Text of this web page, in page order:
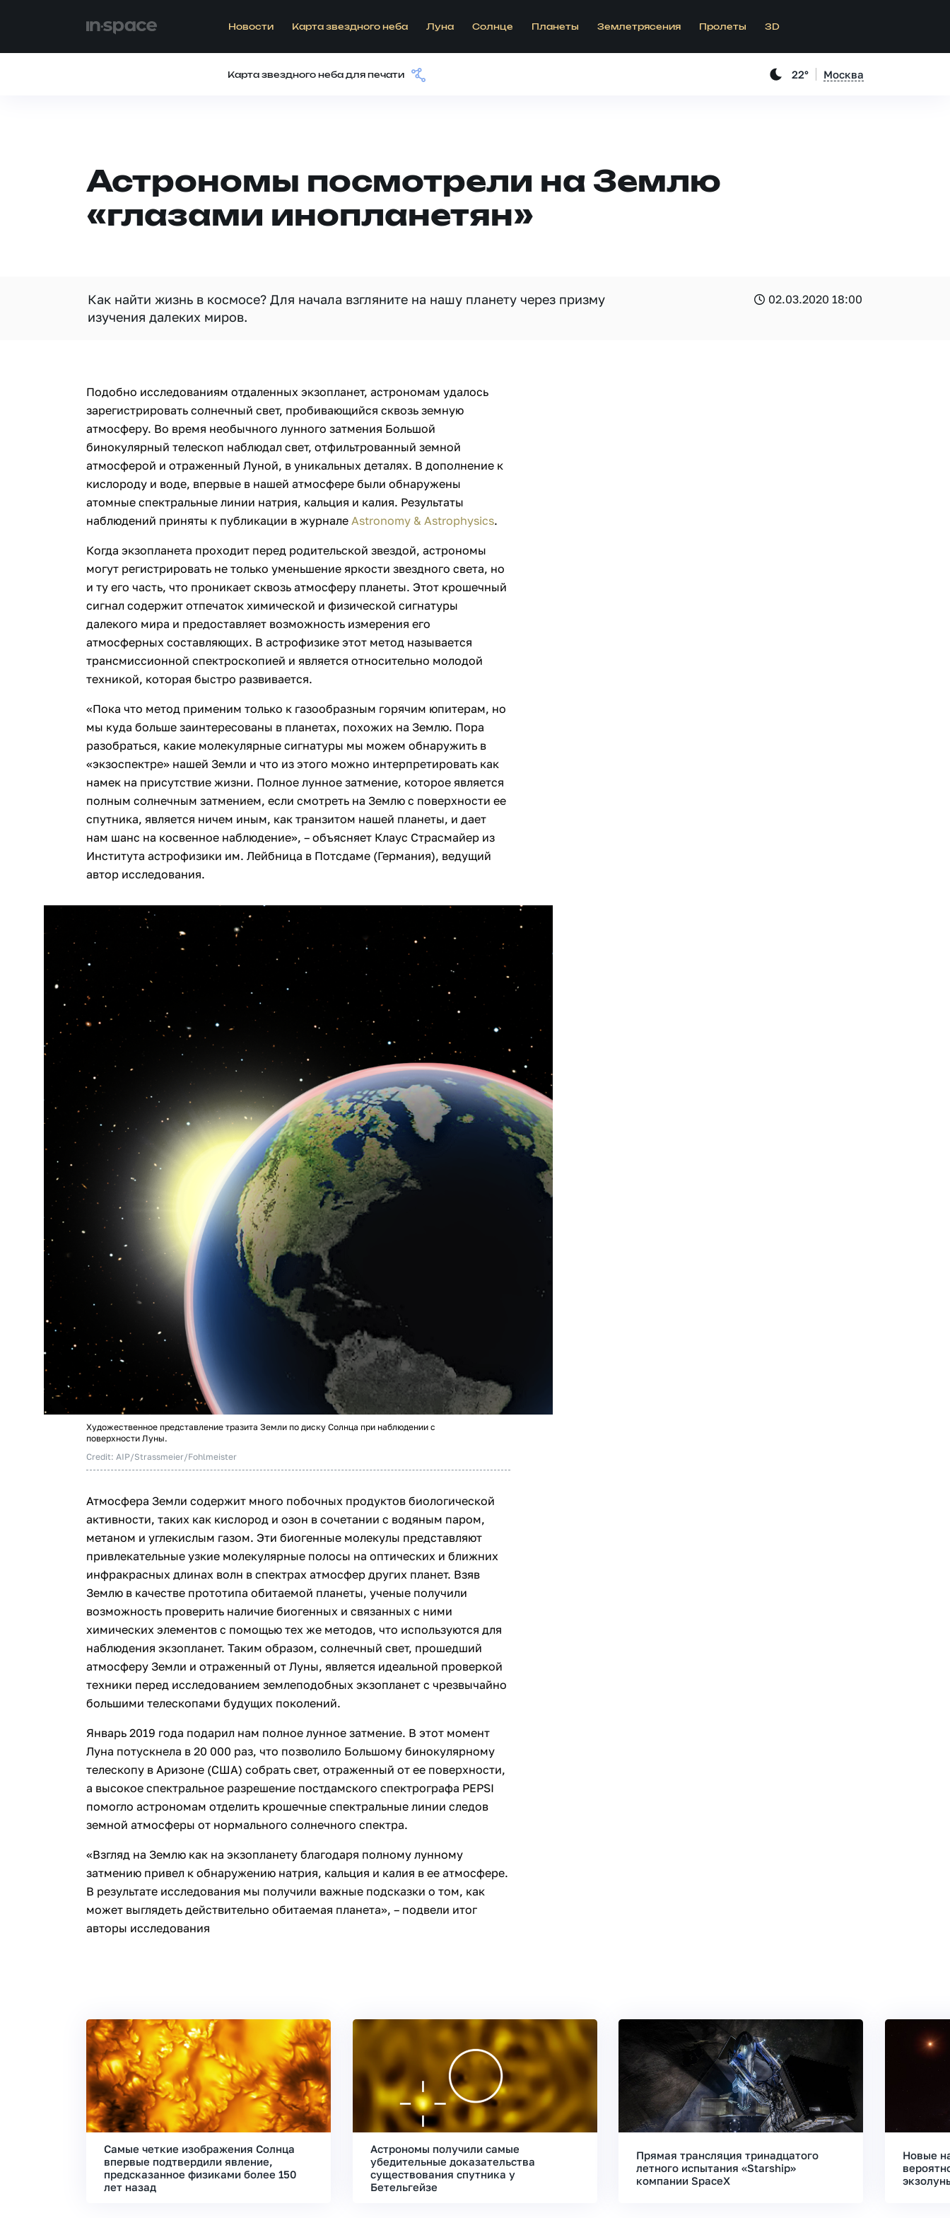
Новости Карта звездного неба Луна Солнце Планеты Землетрясения Пролеты 3D
Карта звездного неба для печати 22° Москва
Астрономы посмотрели на Землю
«глазами инопланетян»
Как найти жизнь в космосе? Для начала взгляните на нашу планету через призму
изучения далеких миров.
02.03.2020 18:00
Подобно исследованиям отдаленных экзопланет, астрономам удалось
зарегистрировать солнечный свет, пробивающийся сквозь земную
атмосферу. Во время необычного лунного затмения Большой
бинокулярный телескоп наблюдал свет, отфильтрованный земной
атмосферой и отраженный Луной, в уникальных деталях. В дополнение к
кислороду и воде, впервые в нашей атмосфере были обнаружены
атомные спектральные линии натрия, кальция и калия. Результаты
наблюдений приняты к публикации в журнале Astronomy & Astrophysics.
Когда экзопланета проходит перед родительской звездой, астрономы
могут регистрировать не только уменьшение яркости звездного света, но
и ту его часть, что проникает сквозь атмосферу планеты. Этот крошечный
сигнал содержит отпечаток химической и физической сигнатуры
далекого мира и предоставляет возможность измерения его
атмосферных составляющих. В астрофизике этот метод называется
трансмиссионной спектроскопией и является относительно молодой
техникой, которая быстро развивается.
«Пока что метод применим только к газообразным горячим юпитерам, но
мы куда больше заинтересованы в планетах, похожих на Землю. Пора
разобраться, какие молекулярные сигнатуры мы можем обнаружить в
«экзоспектре» нашей Земли и что из этого можно интерпретировать как
намек на присутствие жизни. Полное лунное затмение, которое является
полным солнечным затмением, если смотреть на Землю с поверхности ее
спутника, является ничем иным, как транзитом нашей планеты, и дает
нам шанс на косвенное наблюдение», – объясняет Клаус Страсмайер из
Института астрофизики им. Лейбница в Потсдаме (Германия), ведущий
автор исследования.
Художественное представление тразита Земли по диску Солнца при наблюдении с
поверхности Луны.
Credit: AIP/Strassmeier/Fohlmeister
Атмосфера Земли содержит много побочных продуктов биологической
активности, таких как кислород и озон в сочетании с водяным паром,
метаном и углекислым газом. Эти биогенные молекулы представляют
привлекательные узкие молекулярные полосы на оптических и ближних
инфракрасных длинах волн в спектрах атмосфер других планет. Взяв
Землю в качестве прототипа обитаемой планеты, ученые получили
возможность проверить наличие биогенных и связанных с ними
химических элементов с помощью тех же методов, что используются для
наблюдения экзопланет. Таким образом, солнечный свет, прошедший
атмосферу Земли и отраженный от Луны, является идеальной проверкой
техники перед исследованием землеподобных экзопланет с чрезвычайно
большими телескопами будущих поколений.
Январь 2019 года подарил нам полное лунное затмение. В этот момент
Луна потускнела в 20 000 раз, что позволило Большому бинокулярному
телескопу в Аризоне (США) собрать свет, отраженный от ее поверхности,
а высокое спектральное разрешение постдамского спектрографа PEPSI
помогло астрономам отделить крошечные спектральные линии следов
земной атмосферы от нормального солнечного спектра.
«Взгляд на Землю как на экзопланету благодаря полному лунному
затмению привел к обнаружению натрия, кальция и калия в ее атмосфере.
В результате исследования мы получили важные подсказки о том, как
может выглядеть действительно обитаемая планета», – подвели итог
авторы исследования
Самые четкие изображения Солнца
впервые подтвердили явление,
предсказанное физиками более 150
лет назад
Астрономы получили самые
убедительные доказательства
существования спутника у
Бетельгейзе
Прямая трансляция тринадцатого
летного испытания «Starship»
компании SpaceX
Новые